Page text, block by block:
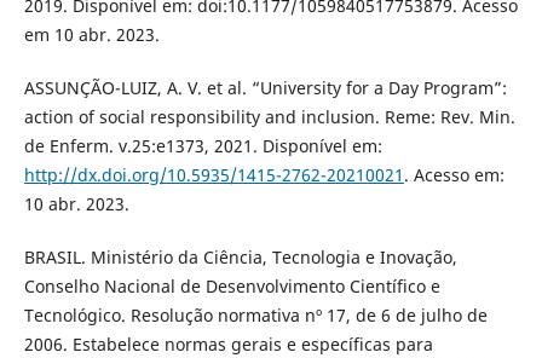
2019. Disponível em: doi:10.1177/1059840517753879. Acesso
em 10 abr. 2023.
ASSUNÇÃO-LUIZ, A. V. et al. “University for a Day Program”:
action of social responsibility and inclusion. Reme: Rev. Min.
de Enferm. v.25:e1373, 2021. Disponível em:
http://dx.doi.org/10.5935/1415-2762-20210021 . Acesso em:
10 abr. 2023.
BRASIL. Ministério da Ciência, Tecnologia e Inovação,
Conselho Nacional de Desenvolvimento Científico e
Tecnológico. Resolução normativa nº 17, de 6 de julho de
2006. Estabelece normas gerais e específicas para